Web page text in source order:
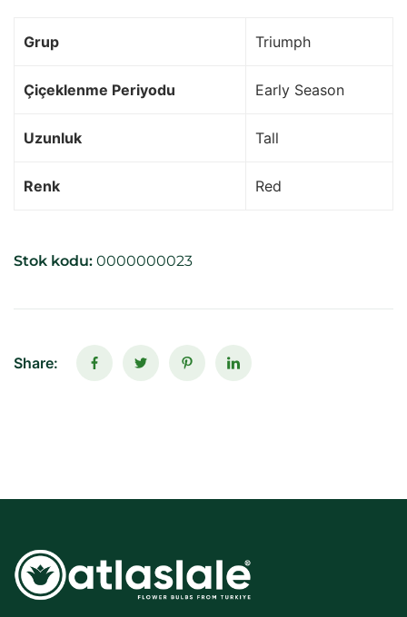
Grup Triumph
Çiçeklenme Periyodu Early Season
Uzunluk Tall
Renk Red
Stok kodu: 0000000023
Share: